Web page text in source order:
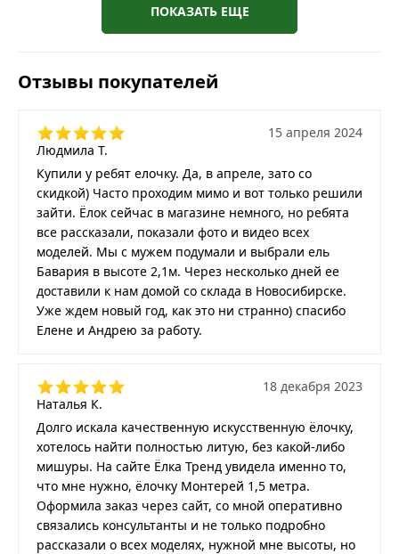
ПОКАЗАТЬ ЕЩЕ
Отзывы покупателей
Людмила Т.
15 апреля 2024
Купили у ребят елочку. Да, в апреле, зато со
скидкой) Часто проходим мимо и вот только решили
зайти. Ёлок сейчас в магазине немного, но ребята
все рассказали, показали фото и видео всех
моделей. Мы с мужем подумали и выбрали ель
Бавария в высоте 2,1м. Через несколько дней ее
доставили к нам домой со склада в Новосибирске.
Уже ждем новый год, как это ни странно) спасибо
Елене и Андрею за работу.
Наталья К.
18 декабря 2023
Долго искала качественную искусственную ёлочку,
хотелось найти полностью литую, без какой-либо
мишуры. На сайте Ёлка Тренд увидела именно то,
что мне нужно, ёлочку Монтерей 1,5 метра.
Оформила заказ через сайт, со мной оперативно
связались консультанты и не только подробно
рассказали о всех моделях, нужной мне высоты, но